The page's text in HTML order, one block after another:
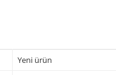
Yeni ürün